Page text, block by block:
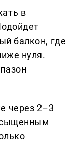
в
балкон, где
нуля.
через 2–3